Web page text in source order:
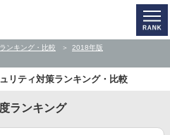
ンキング・比較
2018年版
リティ対策ランキング・比較
ランキング